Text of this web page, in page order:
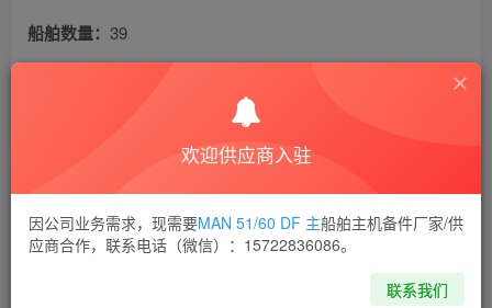
船舶数量： 39
THE END
土耳其
喜欢就支持一下吧
欢迎供应商入驻
因公司业务需求，现需要MAN 51/60 DF 主船舶主机备件厂家/供
应商合作，联系电话（微信）：15722836086。
联系我们